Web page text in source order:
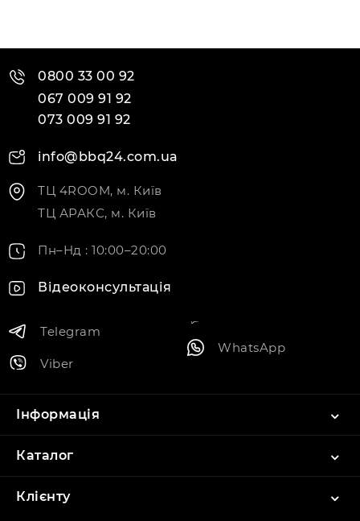
0800 33 00 92
067 009 91 92
073 009 91 92
info@bbq24.com.ua
ТЦ 4ROOM, м. Київ
ТЦ АРАКС, м. Київ
Пн–Нд : 10:00–20:00
Відеоконсультація
Telegram
Viber
WhatsApp
Інформація
Каталог
Клієнту